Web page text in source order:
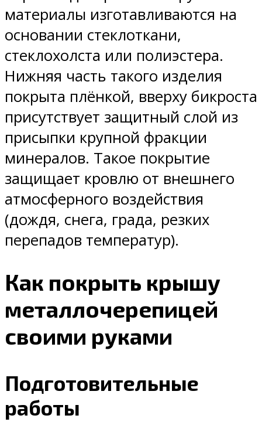
материалы изготавливаются на
основании стеклоткани,
стеклохолста или полиэстера.
Нижняя часть такого изделия
покрыта плёнкой, вверху бикроста
присутствует защитный слой из
присыпки крупной фракции
минералов. Такое покрытие
защищает кровлю от внешнего
атмосферного воздействия
(дождя, снега, града, резких
перепадов температур).
Как покрыть крышу
металлочерепицей
своими руками
Подготовительные
работы